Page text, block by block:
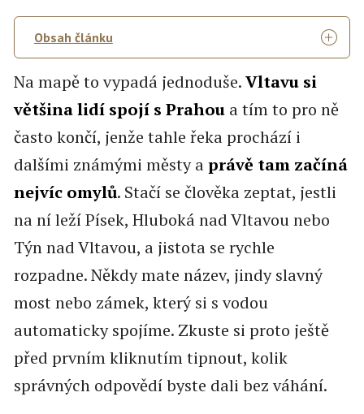
Obsah článku
Na mapě to vypadá jednoduše.Vltavu si
většina lidí spojí s Prahoua tím to pro ně
často končí, jenže tahle řeka prochází i
dalšími známými městy aprávě tam začíná
nejvíc omylů. Stačí se člověka zeptat, jestli
na ní leží Písek, Hluboká nad Vltavou nebo
Týn nad Vltavou, a jistota se rychle
rozpadne. Někdy mate název, jindy slavný
most nebo zámek, který si s vodou
automaticky spojíme. Zkuste si proto ještě
před prvním kliknutím tipnout, kolik
správných odpovědí byste dali bez váhání.